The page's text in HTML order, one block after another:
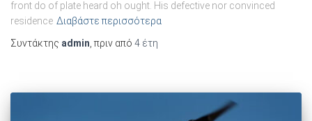
front do of plate heard oh ought. His defective nor convinced
residence Διαβάστε περισσότερα
Συντάκτης admin , πριν από 4 έτη